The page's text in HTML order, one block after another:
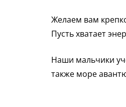
Желаем вам
Пусть хватает
Наши мальчики
также море